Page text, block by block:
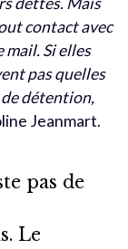
contact avec
mail. Si elles
pas quelles
détention,
Jeanmart.
pas de
Le